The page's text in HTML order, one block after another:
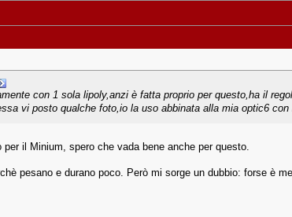
con 1 sola lipoly,anzi è fatta proprio per questo,ha il
vi posto qualche foto,io la uso abbinata alla mia optic6
per il Minium, spero che vada bene anche per questo.
pesano e durano poco. Però mi sorge un dubbio: forse è